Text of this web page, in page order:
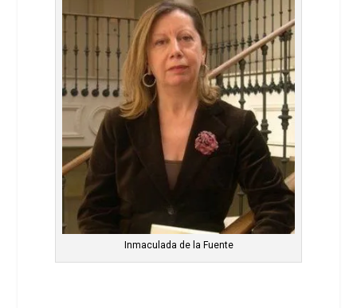
Inmaculada de la Fuente